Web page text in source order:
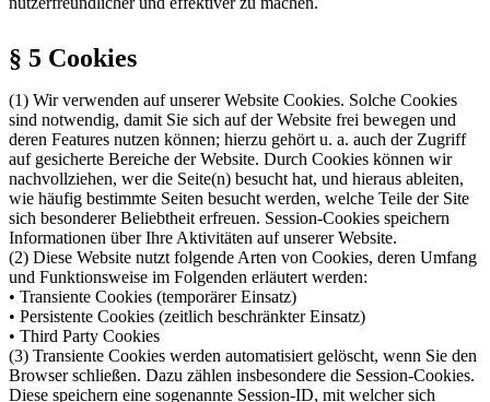
§ 5 Cookies
(1) Wir verwenden auf unserer Website Cookies. Solche Cookies
sind notwendig, damit Sie sich auf der Website frei bewegen und
deren Features nutzen können; hierzu gehört u. a. auch der Zugriff
auf gesicherte Bereiche der Website. Durch Cookies können wir
nachvollziehen, wer die Seite(n) besucht hat, und hieraus ableiten,
wie häufig bestimmte Seiten besucht werden, welche Teile der Site
sich besonderer Beliebtheit erfreuen. Session-Cookies speichern
Informationen über Ihre Aktivitäten auf unserer Website.
(2) Diese Website nutzt folgende Arten von Cookies, deren Umfang
und Funktionsweise im Folgenden erläutert werden:
• Transiente Cookies (temporärer Einsatz)
• Persistente Cookies (zeitlich beschränkter Einsatz)
• Third Party Cookies
(3) Transiente Cookies werden automatisiert gelöscht, wenn Sie den
Browser schließen. Dazu zählen insbesondere die Session-Cookies.
Diese speichern eine sogenannte Session-ID, mit welcher sich